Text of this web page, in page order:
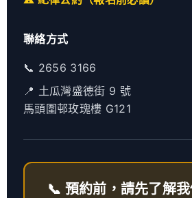
聯絡方式
📞 2656 3166
📍 土瓜灣盛德街 9 號
馬頭圍邨玫瑰樓 G121
📞 預約前，請先了解